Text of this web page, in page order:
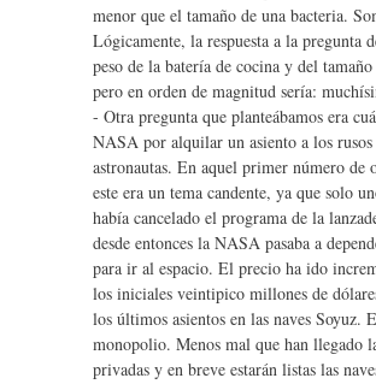
menor que el tamaño de una bacteria.
Lógicamente, la respuesta a la pregunta
peso de la batería de cocina y del tamaño
pero en orden de magnitud sería:
- Otra pregunta que planteábamos era
NASA por alquilar un asiento a los rusos
astronautas. En aquel primer número de
este era un tema candente, ya que solo
había cancelado el programa de la
desde entonces la NASA pasaba a
para ir al espacio. El precio ha ido
los iniciales veintipico millones de
los últimos asientos en las naves Soyuz.
monopolio. Menos mal que han llegado
privadas y en breve estarán listas las